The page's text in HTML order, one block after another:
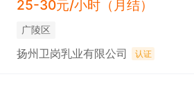
25-30元/小时（月结）
广陵区
扬州卫岗乳业有限公司 认证